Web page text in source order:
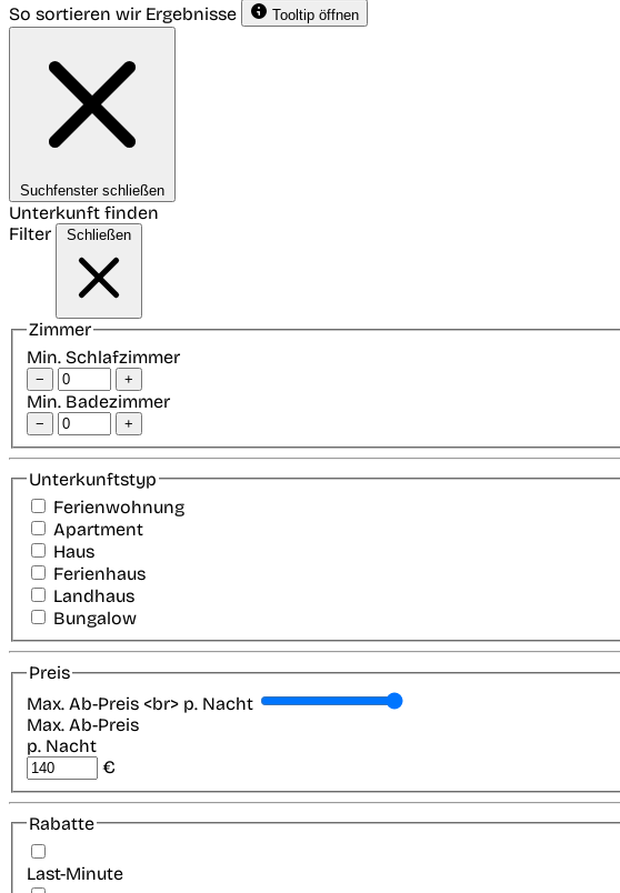
So sortieren wir Ergebnisse
Tooltip öffnen
Suchfenster schließen
Unterkunft finden
Filter
Schließen
Zimmer
Min. Schlafzimmer
− +
Min. Badezimmer
− +
Unterkunftstyp
Ferienwohnung
Apartment
Haus
Ferienhaus
Landhaus
Bungalow
Preis
Max. Ab-Preis <br> p. Nacht
Max. Ab-Preis
p. Nacht
€
Rabatte
Last-Minute